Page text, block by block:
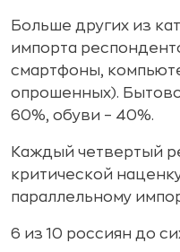
Больше других из
импорта
смартфоны,
опрошенных).
60%, обуви – 40%.
Каждый четвертый
критической
параллельному
6 из 10 россиян до